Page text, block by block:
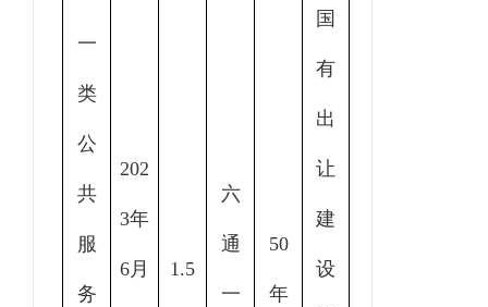
一
类
公
共
服
务
202
3年
6月 1.5
六
通
一
50
年
国
有
出
让
建
设